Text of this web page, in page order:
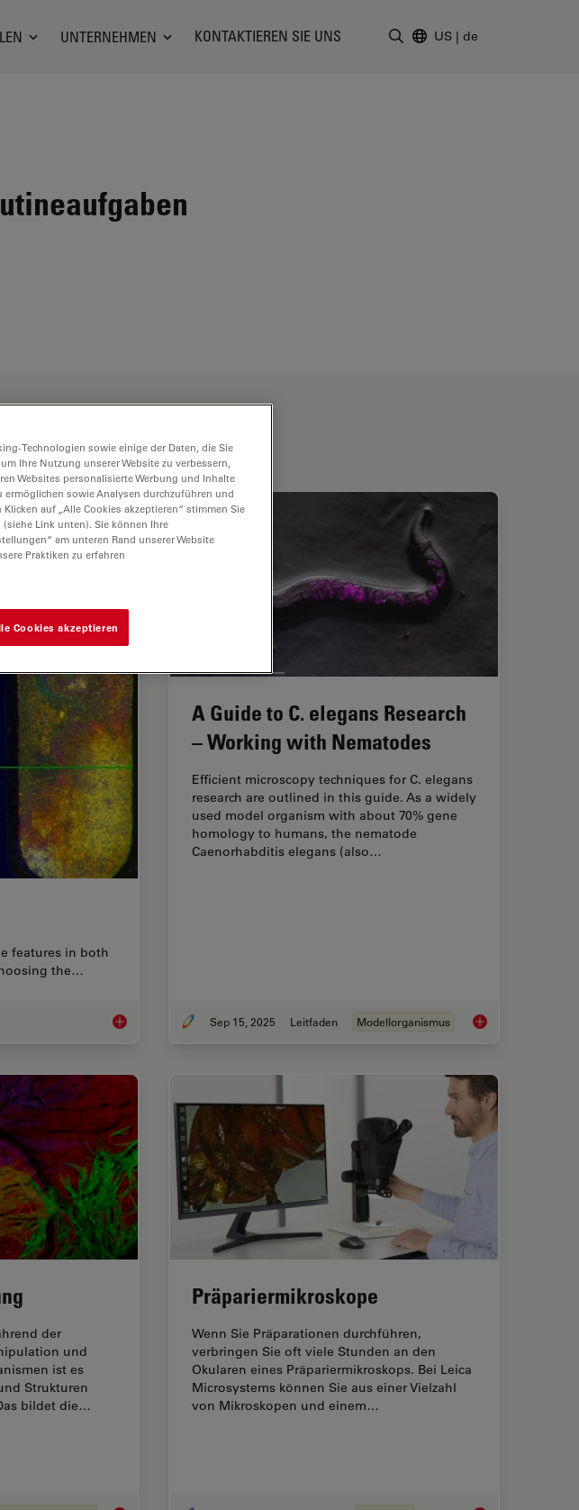
UNTERNEHMEN KONTAKTIEREN SIE UNS US | de
features in both
the…
How to Select the Right Measurement Microscope
A Guide to C. elegans Research
– Working with Nematodes
Efficient microscopy techniques for C. elegans
research are outlined in this guide. As a widely
used model organism with about 70% gene
homology to humans, the nematode
Caenorhabditis elegans (also…
Sep 15, 2025 Leitfaden Modellorganismus A Guide to C.
der
und
ist es
Strukturen
bildet die…
Präpariermikroskope
Wenn Sie Präparationen durchführen,
verbringen Sie oft viele Stunden an den
Okularen eines Präpariermikroskops. Bei Leica
Microsystems können Sie aus einer Vielzahl
von Mikroskopen und einem…
Technologien sowie einige der Daten, die Sie
Ihre Nutzung unserer Website zu verbessern,
Websites personalisierte Werbung und Inhalte
sowie Analysen durchzuführen und
auf „Alle Cookies akzeptieren“ stimmen Sie
Link unten). Sie können Ihre
am unteren Rand unserer Website
Praktiken zu erfahren
Cookies akzeptieren